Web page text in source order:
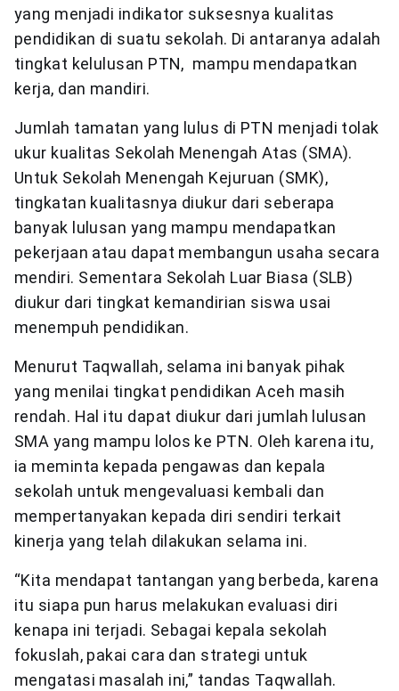
yang menjadi indikator suksesnya kualitas
pendidikan di suatu sekolah. Di antaranya adalah
tingkat kelulusan PTN, mampu mendapatkan
kerja, dan mandiri.
Jumlah tamatan yang lulus di PTN menjadi tolak
ukur kualitas Sekolah Menengah Atas (SMA).
Untuk Sekolah Menengah Kejuruan (SMK),
tingkatan kualitasnya diukur dari seberapa
banyak lulusan yang mampu mendapatkan
pekerjaan atau dapat membangun usaha secara
mendiri. Sementara Sekolah Luar Biasa (SLB)
diukur dari tingkat kemandirian siswa usai
menempuh pendidikan.
Menurut Taqwallah, selama ini banyak pihak
yang menilai tingkat pendidikan Aceh masih
rendah. Hal itu dapat diukur dari jumlah lulusan
SMA yang mampu lolos ke PTN. Oleh karena itu,
ia meminta kepada pengawas dan kepala
sekolah untuk mengevaluasi kembali dan
mempertanyakan kepada diri sendiri terkait
kinerja yang telah dilakukan selama ini.
“Kita mendapat tantangan yang berbeda, karena
itu siapa pun harus melakukan evaluasi diri
kenapa ini terjadi. Sebagai kepala sekolah
fokuslah, pakai cara dan strategi untuk
mengatasi masalah ini,” tandas Taqwallah.